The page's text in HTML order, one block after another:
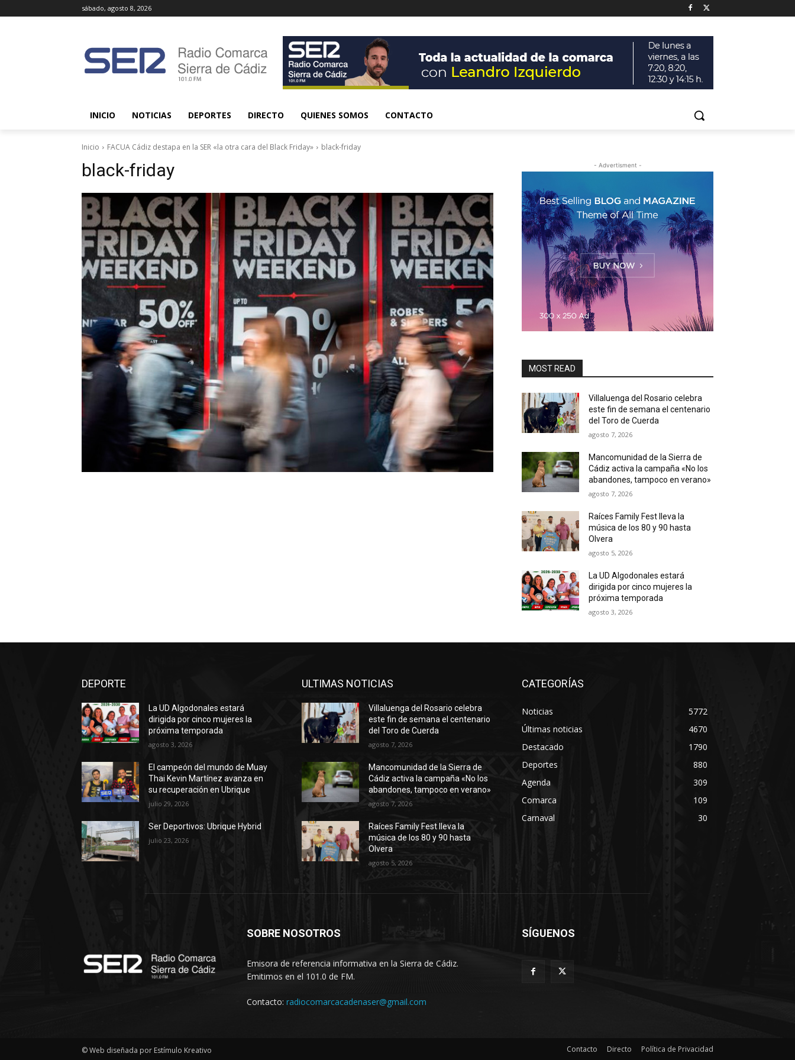
sábado, agosto 8, 2026
INICIO NOTICIAS DEPORTES DIRECTO QUIENES SOMOS CONTACTO
Inicio FACUA Cádiz destapa en la SER «la otra cara del Black Friday» black-friday
black-friday - Advertisment -
MOST READ
Villaluenga del Rosario celebra
este fin de semana el centenario
del Toro de Cuerda
agosto 7, 2026
Mancomunidad de la Sierra de
Cádiz activa la campaña «No los
abandones, tampoco en verano»
agosto 7, 2026
Raíces Family Fest lleva la
música de los 80 y 90 hasta
Olvera
agosto 5, 2026
La UD Algodonales estará
dirigida por cinco mujeres la
próxima temporada
agosto 3, 2026
DEPORTE
La UD Algodonales estará
dirigida por cinco mujeres la
próxima temporada
agosto 3, 2026
El campeón del mundo de Muay
Thai Kevin Martínez avanza en
su recuperación en Ubrique
julio 29, 2026
Ser Deportivos: Ubrique Hybrid
julio 23, 2026
ULTIMAS NOTICIAS
Villaluenga del Rosario celebra
este fin de semana el centenario
del Toro de Cuerda
agosto 7, 2026
Mancomunidad de la Sierra de
Cádiz activa la campaña «No los
abandones, tampoco en verano»
agosto 7, 2026
Raíces Family Fest lleva la
música de los 80 y 90 hasta
Olvera
agosto 5, 2026
CATEGORÍAS
Noticias
5772
Últimas noticias
4670
Destacado
1790
Deportes
880
Agenda
309
Comarca
109
Carnaval
30
SOBRE NOSOTROS
Emisora de referencia informativa en la Sierra de Cádiz.
Emitimos en el 101.0 de FM.
Contacto: radiocomarcacadenaser@gmail.com
SÍGUENOS
© Web diseñada por Estímulo Kreativo Contacto Directo Política de Privacidad